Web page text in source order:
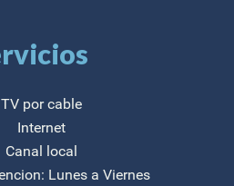
TV por cable
Internet
Canal local
Lunes a Viernes